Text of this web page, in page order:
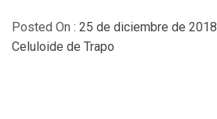
Posted On : 25 de diciembre de 2018
Celuloide de Trapo